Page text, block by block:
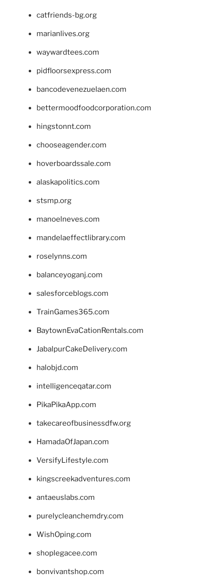
catfriends-bg.org
marianlives.org
waywardtees.com
pidfloorsexpress.com
bancodevenezuelaen.com
bettermoodfoodcorporation.com
hingstonnt.com
chooseagender.com
hoverboardssale.com
alaskapolitics.com
stsmp.org
manoelneves.com
mandelaeffectlibrary.com
roselynns.com
balanceyoganj.com
salesforceblogs.com
TrainGames365.com
BaytownEvaCationRentals.com
JabalpurCakeDelivery.com
halobjd.com
intelligenceqatar.com
PikaPikaApp.com
takecareofbusinessdfw.org
HamadaOfJapan.com
VersifyLifestyle.com
kingscreekadventures.com
antaeuslabs.com
purelycleanchemdry.com
WishOping.com
shoplegacee.com
bonvivantshop.com